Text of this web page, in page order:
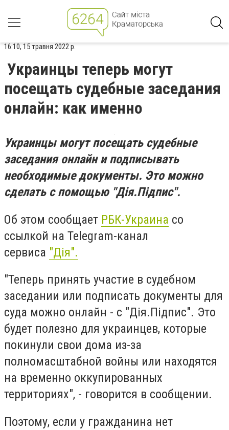
16:10, 15 травня 2022 р.
Украинцы теперь могут
посещать судебные заседания
онлайн: как именно
Украинцы могут посещать судебные
заседания онлайн и подписывать
необходимые документы. Это можно
сделать с помощью "Дія.Підпис".
Об этом сообщает РБК-Украина со
ссылкой на Telegram-канал
сервиса "Дія".
"Теперь принять участие в судебном
заседании или подписать документы для
суда можно онлайн - с "Дія.Підпис". Это
будет полезно для украинцев, которые
покинули свои дома из-за
полномасштабной войны или находятся
на временно оккупированных
территориях", - говорится в сообщении.
Поэтому, если у гражданина нет